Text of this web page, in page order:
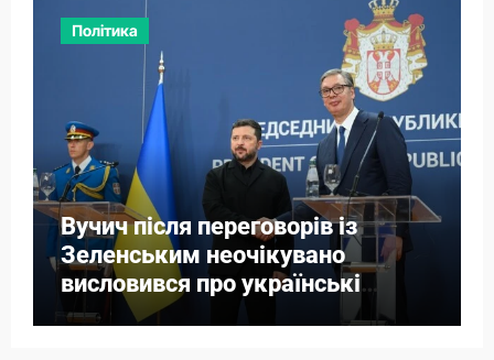
Політика
Вучич після переговорів із
Зеленським неочікувано
висловився про українські
території